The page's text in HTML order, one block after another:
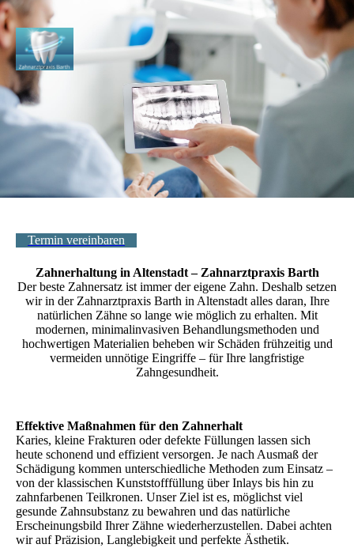
Termin vereinbaren
Zahnerhaltung in Altenstadt – Zahnarztpraxis Barth
Der beste Zahnersatz ist immer der eigene Zahn. Deshalb setzen
wir in der Zahnarztpraxis Barth in Altenstadt alles daran, Ihre
natürlichen Zähne so lange wie möglich zu erhalten. Mit
modernen, minimalinvasiven Behandlungsmethoden und
hochwertigen Materialien beheben wir Schäden frühzeitig und
vermeiden unnötige Eingriffe – für Ihre langfristige
Zahngesundheit.
Effektive Maßnahmen für den Zahnerhalt
Karies, kleine Frakturen oder defekte Füllungen lassen sich
heute schonend und effizient versorgen. Je nach Ausmaß der
Schädigung kommen unterschiedliche Methoden zum Einsatz –
von der klassischen Kunststofffüllung über Inlays bis hin zu
zahnfarbenen Teilkronen. Unser Ziel ist es, möglichst viel
gesunde Zahnsubstanz zu bewahren und das natürliche
Erscheinungsbild Ihrer Zähne wiederherzustellen. Dabei achten
wir auf Präzision, Langlebigkeit und perfekte Ästhetik.